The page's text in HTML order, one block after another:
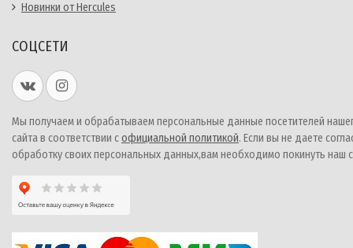
Новинки от Hercules
СОЦСЕТИ
Мы получаем и обрабатываем персональные данные посетителей
сайта в соответствии софициальной политикой. Если вы не даете
обработку своих персональных данных,вам необходимо покинуть наш